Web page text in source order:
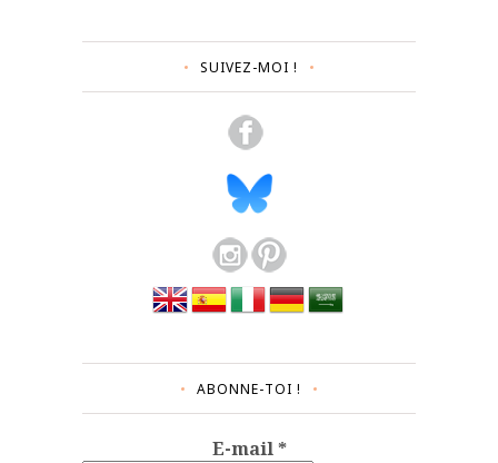
SUIVEZ-MOI !
ABONNE-TOI !
E-mail*